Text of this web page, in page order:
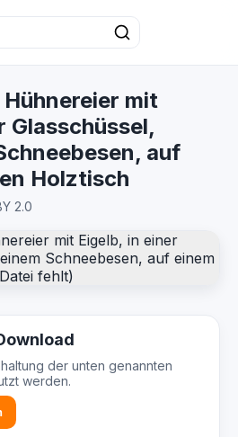
mit
Glasschüssel,
auf
Holztisch
2.0
der unten genannten
werden.